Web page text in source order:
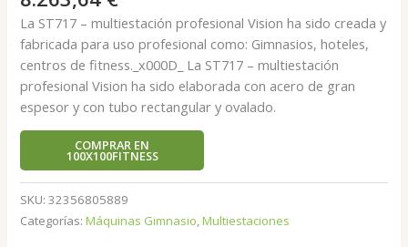
La ST717 – multiestación profesional Vision ha sido creada y
fabricada para uso profesional como: Gimnasios, hoteles,
centros de fitness._x000D_ La ST717 – multiestación
profesional Vision ha sido elaborada con acero de gran
espesor y con tubo rectangular y ovalado.
COMPRAR EN
100X100FITNESS
SKU:32356805889
Categorías:Máquinas Gimnasio,Multiestaciones